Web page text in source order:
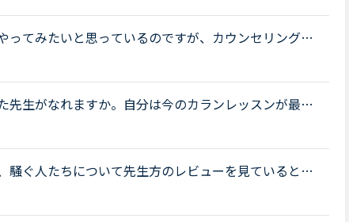
ってみたいと思っているのですが、カウンセリングの
受けました。カランの経験のある方だれかそのレッ
先生がなれますか。自分は今のカランレッスンが最後
思います。通常カランは後1か月くらいで終わりそう
騒ぐ人たちについて先生方のレビューを見ていると、
るレビューが目立つように思いました。これについ